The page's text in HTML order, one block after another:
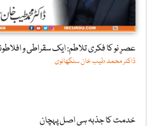
عصرِ نو کا فکری تلاطم: ایک سقراطی و
ڈاکٹر محمد طیب خان سنگھانوی
خدمت کا جذبہ ہی اصل پہچان